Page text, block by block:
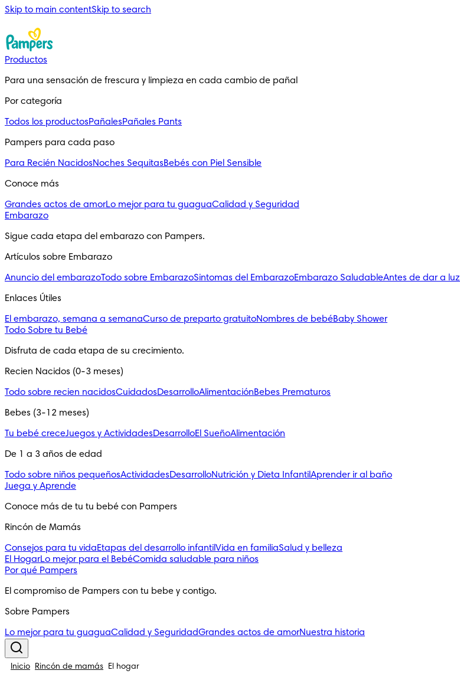
Skip to main contentSkip to search
Productos
Para una sensación de frescura y limpieza en cada cambio de pañal
Por categoría
Todos los productosPañalesPañales Pants
Pampers para cada paso
Para Recién NacidosNoches SequitasBebés con Piel Sensible
Conoce más
Grandes actos de amorLo mejor para tu guaguaCalidad y Seguridad
Embarazo
Sigue cada etapa del embarazo con Pampers.
Artículos sobre Embarazo
Anuncio del embarazoTodo sobre EmbarazoSintomas del EmbarazoEmbarazo SaludableAntes de dar a luz
Enlaces Útiles
El embarazo, semana a semanaCurso de preparto gratuitoNombres de bebéBaby Shower
Todo Sobre tu Bebé
Disfruta de cada etapa de su crecimiento.
Recien Nacidos (0-3 meses)
Todo sobre recien nacidosCuidadosDesarrolloAlimentaciónBebes Prematuros
Bebes (3-12 meses)
Tu bebé creceJuegos y ActividadesDesarrolloEl SueñoAlimentación
De 1 a 3 años de edad
Todo sobre niños pequeñosActividadesDesarrolloNutrición y Dieta InfantilAprender ir al baño
Juega y Aprende
Conoce más de tu tu bebé con Pampers
Rincón de Mamás
Consejos para tu vidaEtapas del desarrollo infantilVida en familiaSalud y belleza
El HogarLo mejor para el BebéComida saludable para niños
Por qué Pampers
El compromiso de Pampers con tu bebe y contigo.
Sobre Pampers
Lo mejor para tu guaguaCalidad y SeguridadGrandes actos de amorNuestra historia
Inicio Rincón de mamás El hogar